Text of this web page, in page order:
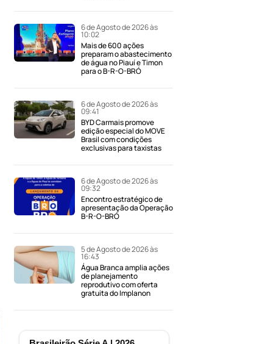
6 de Agosto de 2026 às
10:02
Mais de 600 ações
preparam o abastecimento
de água no Piauí e Timon
para o B-R-O-BRÓ
6 de Agosto de 2026 às
09:41
BYD Carmais promove
edição especial do MOVE
Brasil com condições
exclusivas para taxistas
6 de Agosto de 2026 às
09:32
Encontro estratégico de
apresentação da Operação
B-R-O-BRÓ
5 de Agosto de 2026 às
16:43
Água Branca amplia ações
de planejamento
reprodutivo com oferta
gratuita do Implanon